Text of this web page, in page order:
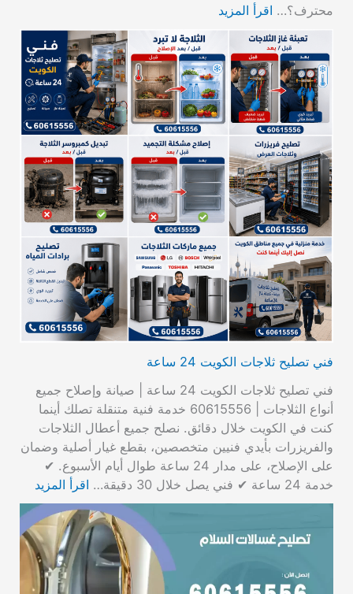
محترف؟… اقرأ المزيد
فني تصليح ثلاجات الكويت 24 ساعة
فني تصليح ثلاجات الكويت 24 ساعة | صيانة وإصلاح جميع
أنواع الثلاجات | 60615556 خدمة فنية متنقلة تصلك أينما
كنت في الكويت خلال دقائق. نصلح جميع أعطال الثلاجات
والفريزرات بأيدي فنيين متخصصين، بقطع غيار أصلية وضمان
على الإصلاح، على مدار 24 ساعة طوال أيام الأسبوع. ✔
خدمة 24 ساعة ✔ فني يصل خلال 30 دقيقة…
اقرأ المزيد